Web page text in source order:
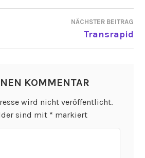
NÄCHSTER BEITRAG
Transrapid
KOMMENTAR
wird nicht veröffentlicht.
sind mit * markiert